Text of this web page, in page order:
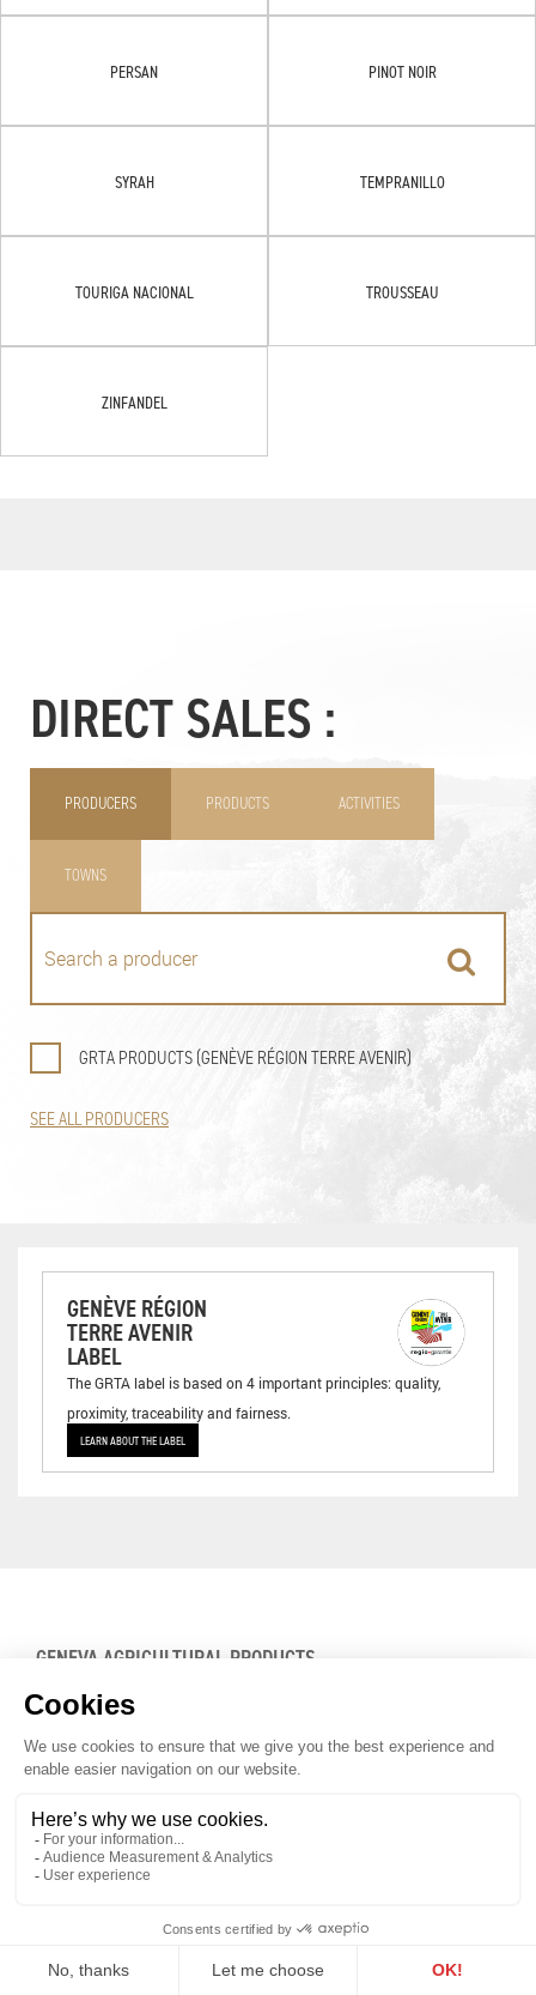
PERSAN PINOT NOIR
SYRAH TEMPRANILLO
TOURIGA NACIONAL TROUSSEAU
ZINFANDEL
DIRECT SALES :
PRODUCERS PRODUCTS ACTIVITIES
TOWNS
GRTA PRODUCTS (GENÈVE RÉGION TERRE AVENIR)
SEE ALL PRODUCERS
GENÈVE RÉGION
TERRE AVENIR
LABEL
The GRTA label is based on 4 important principles: quality,
proximity, traceability and fairness.
LEARN ABOUT THE LABEL
GENEVA AGRICULTURAL PRODUCTS
Route de Soral 93
1233 Bernex
Fax: 022 388 71 58
info@geneveterroir.ge.ch
ALL THE TERROIR NEWS